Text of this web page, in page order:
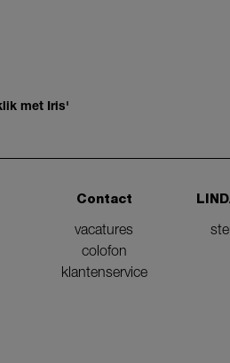
met Iris'
Contact
vacatures
colofon
klantenservice